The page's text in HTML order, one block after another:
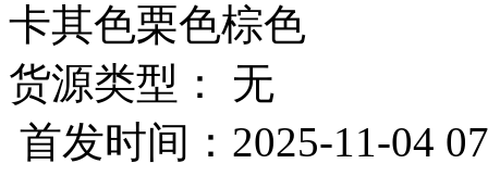
卡其色栗色棕色
货源类型： 无
首发时间：2025-11-04